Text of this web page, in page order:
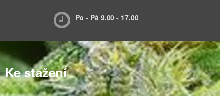
Po - Pá 9.00 - 17.00
Ke stažení